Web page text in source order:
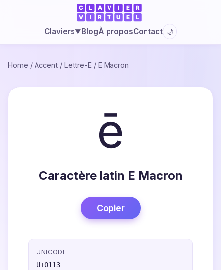
Claviers▼BlogÀ proposContact 🌙
Home / Accent / Lettre-E / E Macron
ē
Caractère latin E Macron
Copier
UNICODE
U+0113